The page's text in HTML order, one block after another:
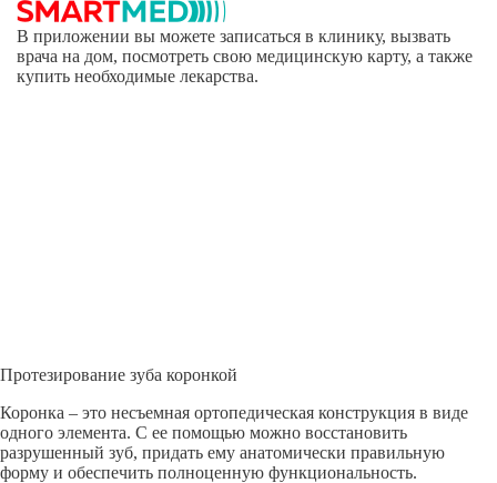
В приложении вы можете записаться в клинику, вызвать
врача на дом, посмотреть свою медицинскую карту, а также
купить необходимые лекарства.
Протезирование зуба коронкой
Коронка – это несъемная ортопедическая конструкция в виде
одного элемента. С ее помощью можно восстановить
разрушенный зуб, придать ему анатомически правильную
форму и обеспечить полноценную функциональность.